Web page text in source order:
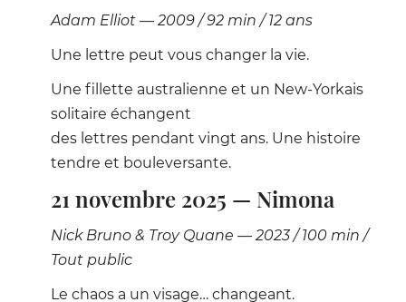
Adam Elliot — 2009 / 92 min / 12 ans
Une lettre peut vous changer la vie.
Une fillette australienne et un New-Yorkais
solitaire échangent
des lettres pendant vingt ans. Une histoire
tendre et bouleversante.
21 novembre 2025 — Nimona
Nick Bruno & Troy Quane — 2023 / 100 min /
Tout public
Le chaos a un visage… changeant.